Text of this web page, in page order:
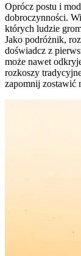
Oprócz postu i
dobroczynności.
których ludzie
Jako podróżnik,
doświadcz z
może nawet
rozkoszy
zapomnij zostawić